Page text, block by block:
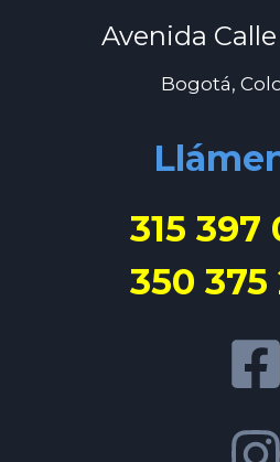
Avenida
Bogotá,
315 397
350 375